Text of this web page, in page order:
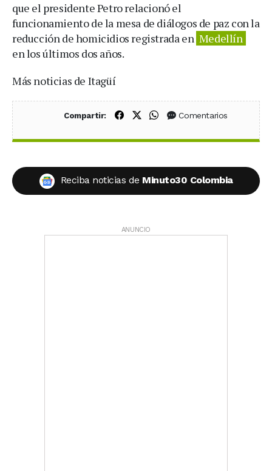
que el presidente Petro relacionó el
funcionamiento de la mesa de diálogos de paz con la
reducción de homicidios registrada en Medellín
en los últimos dos años.
Más noticias de Itagüí
Compartir: Compartir en Facebook
Compartir en X (Twitter)
Compartir en WhatsApp
Comentarios
Reciba noticias de Minuto30 Colombia
ANUNCIO